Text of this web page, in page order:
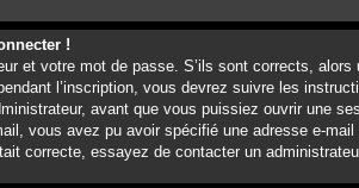
!
et votre mot de passe. S’ils sont corrects,
l’inscription, vous devrez suivre les
avant que vous puissiez ouvrir une
vous avez pu avoir spécifié une adresse e-
correcte, essayez de contacter un